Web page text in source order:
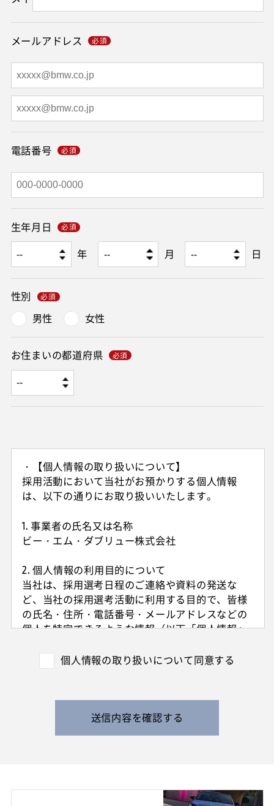
メールアドレス
電話番号
生年月日
年
月 日
性別
男性
女性
お住まいの都道府県
・【個人情報の取り扱いについて】
採用活動において当社がお預かりする個人情報
は、以下の通りにお取り扱いいたします。
1. 事業者の氏名又は名称
ビー・エム・ダブリュー株式会社
2. 個人情報の利用目的について
当社は、採用選考日程のご連絡や資料の発送な
ど、当社の採用選考活動に利用する目的で、皆様
の氏名・住所・電話番号・メールアドレスなどの
個人を特定できるような情報（以下「個人情報」
外国籍の方からは、日本国での就労可否の確認に
利用する目的で、日本国の在留および就労資格を
また、特定の業務に従事することが可能であるか
を判断する目的で、健康診断書や障害者手帳等の
す。
個人情報の取り扱いについて同意する
送信内容を確認する